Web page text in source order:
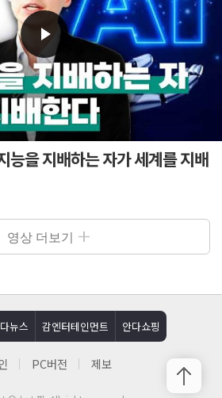
을 지배하는 자가 세계를 지배
영상 더보기
뉴스 감엔터테인먼트 안다쇼핑
PC버전 제보